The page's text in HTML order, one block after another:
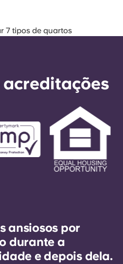
7 tipos de quartos
acreditações
ansiosos por
durante a
e depois dela.